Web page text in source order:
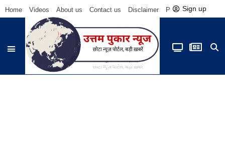
Home Videos About us Contact us Disclaimer Privacy Policy
Sign up